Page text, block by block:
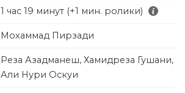
1 час 19 минут (+1 мин. ролики)
Мохаммад Пирзади
Реза Азадманеш, Хамидреза Гушани,
Али Нури Оскуи